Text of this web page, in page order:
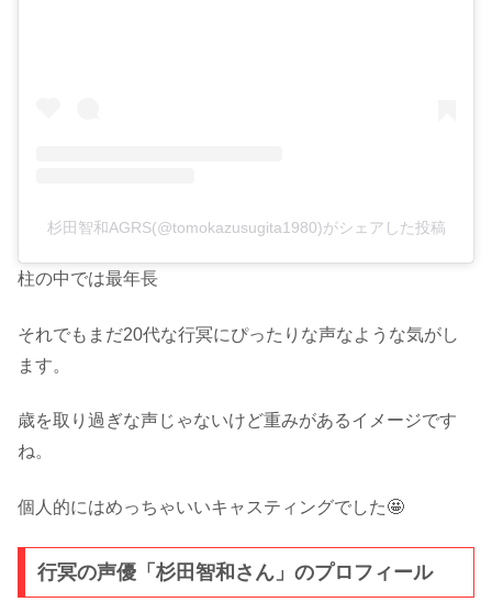
杉田智和AGRS(@tomokazusugita1980)がシェアした投稿
柱の中では最年長
それでもまだ20代な行冥にぴったりな声なような気がし
ます。
歳を取り過ぎな声じゃないけど重みがあるイメージです
ね。
個人的にはめっちゃいいキャスティングでした🤩
行冥の声優「杉田智和さん」のプロフィール